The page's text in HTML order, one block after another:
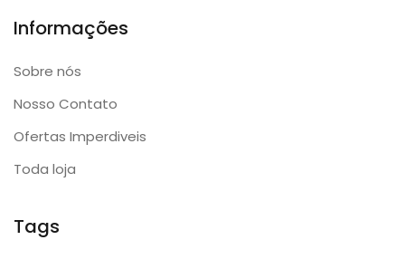
Informações
Sobre nós
Nosso Contato
Ofertas Imperdiveis
Toda loja
Tags